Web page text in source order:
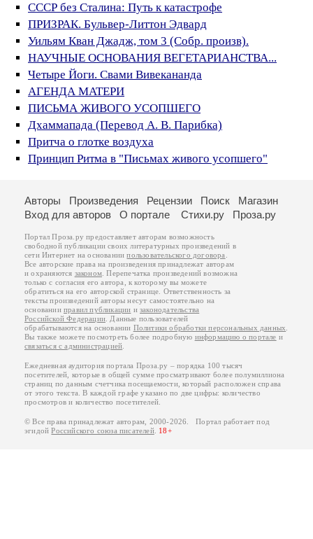
СССР без Сталина: Путь к катастрофе
ПРИЗРАК. Бульвер-Литтон Эдвард
Уильям Кван Джадж, том 3 (Собр. произв).
НАУЧНЫЕ ОСНОВАНИЯ ВЕГЕТАРИАНСТВА...
Четыре Йоги. Свами Вивекананда
АГЕНДА МАТЕРИ
ПИСЬМА ЖИВОГО УСОПШЕГО
Дхаммапада (Перевод А. В. Парибка)
Притча о глотке воздуха
Принцип Ритма в "Письмах живого усопшего"
Авторы Произведения Рецензии Поиск
Магазин
Вход для авторов
О портале Стихи.ру Проза.ру
Портал Проза.ру предоставляет авторам возможность
свободной публикации своих литературных произведений в
сети Интернет на основаниипользовательского договора
Все авторские права на произведения принадлежат авторам
и охраняются законом . Перепечатка произведений возможна
только с согласия его автора, к которому вы можете
обратиться на его авторской странице. Ответственность за
тексты произведений авторы несут самостоятельно на
основанииправил публикации изаконодательства
Российской Федерации . Данные пользователей
обрабатываются на основании Политики обработки персональных данных
Вы также можете посмотреть более подробную информацию о портале и
связаться с администрацией
Ежедневная аудитория портала Проза.ру – порядка 100 тысяч
посетителей, которые в общей сумме просматривают более полумиллиона
страниц по данным счетчика посещаемости, который расположен справа
от этого текста. В каждой графе указано по две цифры: количество
просмотров и количество посетителей.
© Все права принадлежат авторам, 2000-2026. Портал работает под
эгидойРоссийского союза писателей. 18+